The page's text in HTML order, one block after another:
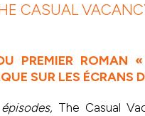
CASUAL
PREMIER ROMAN
SUR LES ÉCRANS
The Casual